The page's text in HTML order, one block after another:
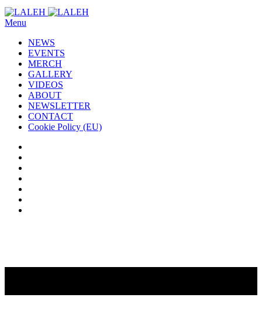
Menu
NEWS
EVENTS
MERCH
GALLERY
VIDEOS
ABOUT
NEWSLETTER
CONTACT
Cookie Policy (EU)